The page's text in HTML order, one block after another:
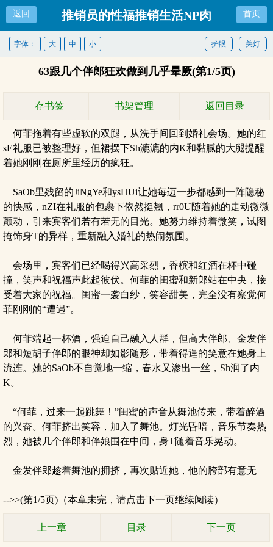
返回 推销员的性福推销生活NP肉 首页
关灯
护眼
字体： 大 中 小
63跟几个伴郎狂欢做到几乎晕厥(第1/5页)
存书签 书架管理 返回目录
何菲拖着有些虚软的双腿，从洗手间回到婚礼会场。她的红
sE礼服已被整理好，但裙摆下Sh漉漉的内K和黏腻的大腿提醒
着她刚刚在厕所里经历的疯狂。
SaOb里残留的JiNgYe和ysHUi让她每迈一步都感到一阵隐秘
的快感，nZI在礼服的包裹下依然挺翘，rr0U随着她的走动微微
颤动，引来宾客们若有若无的目光。她努力维持着微笑，试图
掩饰身T的异样，重新融入婚礼的热闹氛围。
会场里，宾客们已经喝得兴高采烈，香槟和红酒在杯中碰
撞，笑声和祝福声此起彼伏。何菲的闺蜜和新郎站在中央，接
受着大家的祝福。闺蜜一袭白纱，笑容甜美，完全没有察觉何
菲刚刚的“遭遇”。
何菲端起一杯酒，强迫自己融入人群，但高大伴郎、金发伴
郎和短胡子伴郎的眼神却如影随形，带着得逞的笑意在她身上
流连。她的SaOb不自觉地一缩，春水又渗出一丝，Sh润了内
K。
“何菲，过来一起跳舞！”闺蜜的声音从舞池传来，带着醉酒
的兴奋。何菲挤出笑容，加入了舞池。灯光昏暗，音乐节奏热
烈，她被几个伴郎和伴娘围在中间，身T随着音乐晃动。
金发伴郎趁着舞池的拥挤，再次贴近她，他的胯部有意无
-->>(第1/5页)（本章未完，请点击下一页继续阅读）
上一章 目录 下一页